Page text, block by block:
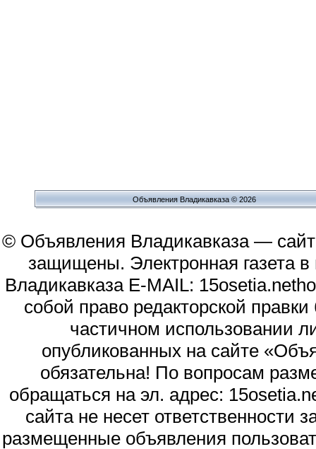
Объявления Владикавказа © 2026
© Объявления Владикавказа —
защищены. Электронная газета
Владикавказа E-MAIL:
собой право редакторской
частичном использовании
опубликованных на сайте
обязательна! По вопросам
обращаться на эл. адрес:
сайта не несет
размещенные объявления